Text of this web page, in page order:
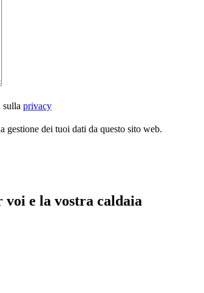
sulla privacy
gestione dei tuoi dati da questo sito web.
e la vostra caldaia